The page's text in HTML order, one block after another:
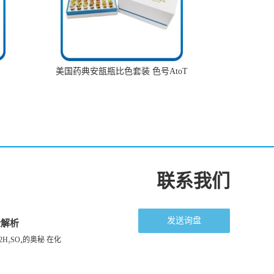
美国药典安瓿瓶比色套装 色号AtoT
析
的奥秘 在化
联系我们
发送询盘